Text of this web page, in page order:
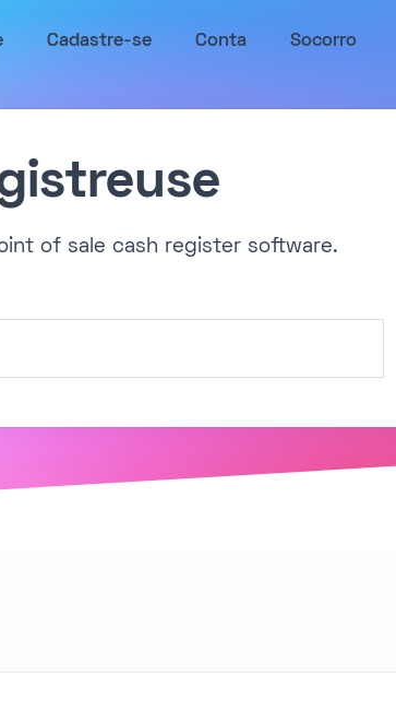
Cadastre-se Conta Socorro
of sale cash register software.